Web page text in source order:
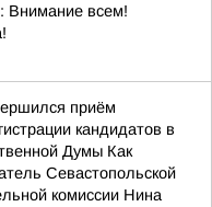
Внимание всем!
приём
кандидатов в
Думы Как
Севастопольской
комиссии Нина